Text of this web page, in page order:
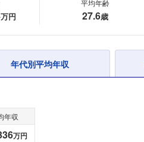
万円
平均年齢
27.6歳
年代別平均年収
年収
万円